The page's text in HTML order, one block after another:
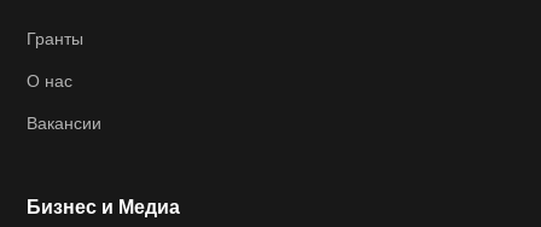
Гранты
О нас
Вакансии
Бизнес и Медиа